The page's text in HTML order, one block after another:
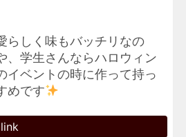
らしく味もバッチリなの
、学生さんならハロウィン
イベントの時に作って持っ
めです